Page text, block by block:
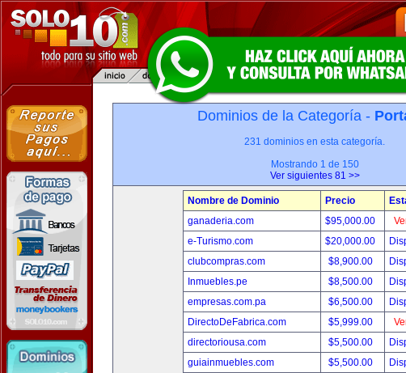
Dominios de la Categoría -
231 dominios en esta categoría.
Mostrando 1 de 150
Ver siguientes 81 >>
Nombre de Dominio Precio
ganaderia.com
$95,000.00
e-Turismo.com
$20,000.00
clubcompras.com
$8,900.00
Inmuebles.pe
$8,500.00
empresas.com.pa
$6,500.00
DirectoDeFabrica.com
$5,999.00
directoriousa.com
$5,500.00
guiainmuebles.com
$5,500.00